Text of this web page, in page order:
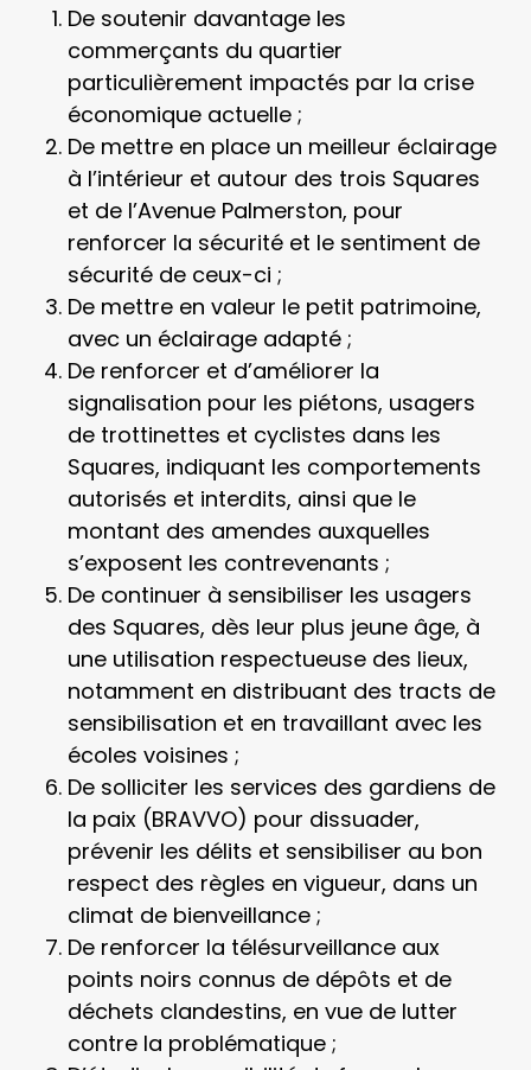
De soutenir davantage les
commerçants du quartier
particulièrement impactés par la crise
économique actuelle ;
De mettre en place un meilleur éclairage
à l’intérieur et autour des trois Squares
et de l’Avenue Palmerston, pour
renforcer la sécurité et le sentiment de
sécurité de ceux-ci ;
De mettre en valeur le petit patrimoine,
avec un éclairage adapté ;
De renforcer et d’améliorer la
signalisation pour les piétons, usagers
de trottinettes et cyclistes dans les
Squares, indiquant les comportements
autorisés et interdits, ainsi que le
montant des amendes auxquelles
s’exposent les contrevenants ;
De continuer à sensibiliser les usagers
des Squares, dès leur plus jeune âge, à
une utilisation respectueuse des lieux,
notamment en distribuant des tracts de
sensibilisation et en travaillant avec les
écoles voisines ;
De solliciter les services des gardiens de
la paix (BRAVVO) pour dissuader,
prévenir les délits et sensibiliser au bon
respect des règles en vigueur, dans un
climat de bienveillance ;
De renforcer la télésurveillance aux
points noirs connus de dépôts et de
déchets clandestins, en vue de lutter
contre la problématique ;